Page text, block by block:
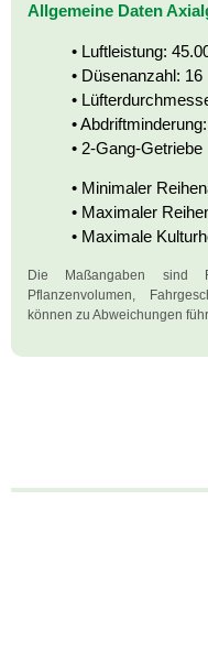
Allgemeine Daten
• Luftleistung:
• Düsenanzahl: 16
•
•
• 2-Gang-Getriebe
• Minimaler
• Maximaler
• Maximale
Die Maßangaben sind
Pflanzenvolumen,
können zu Abweichungen